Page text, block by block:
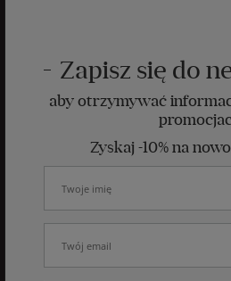
Zapisz się do
aby otrzymywać
Zyskaj -10% na